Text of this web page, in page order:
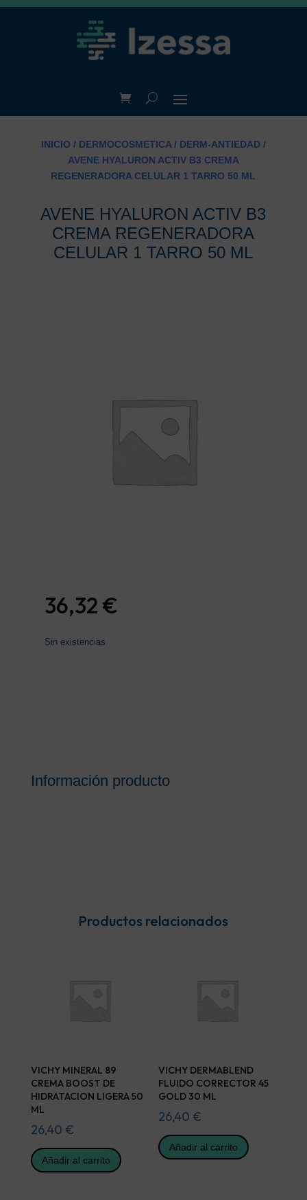
INICIO / DERMOCOSMETICA/ DERM-ANTIEDAD/
AVENE HYALURON ACTIV B3 CREMA
REGENERADORA CELULAR 1 TARRO 50 ML
AVENE HYALURON ACTIV B3
CREMA REGENERADORA
CELULAR 1 TARRO 50 ML
36,32 €
Sin existencias
Información producto
Productos relacionados
VICHY MINERAL 89
CREMA BOOST DE
HIDRATACION LIGERA 50
ML
26,40 €
Añadir al carrito
VICHY DERMABLEND
FLUIDO CORRECTOR 45
GOLD 30 ML
26,40 €
Añadir al carrito